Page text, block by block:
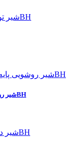
شیر روشویی پایه بلند کرومات مدل ویکتوریا 13803BH